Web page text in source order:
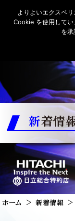
新着情
ホーム 新着情報
よりよいエクスペ
Cookie を使用して
を承